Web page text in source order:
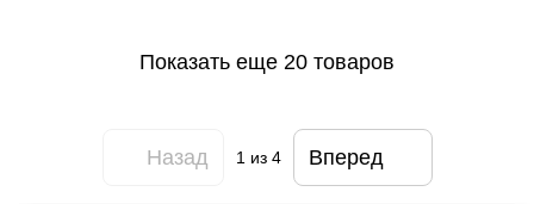
Показать еще 20 товаров
Назад 1из 4 Вперед